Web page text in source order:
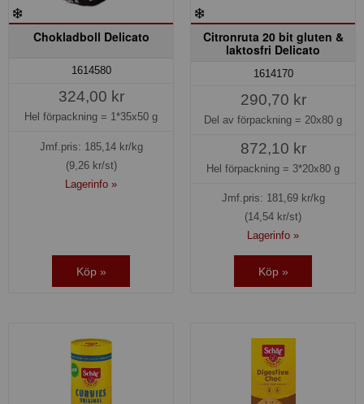
Chokladboll Delicato
1614580
324,00 kr
Hel förpackning = 1*35x50 g
Jmf.pris: 185,14kr/kg
(9,26 kr/st)
Lagerinfo »
Köp »
Citronruta 20 bit gluten &
laktosfri Delicato
1614170
290,70 kr
Del av förpackning = 20x80 g
872,10 kr
Hel förpackning = 3*20x80 g
Jmf.pris: 181,69kr/kg
(14,54 kr/st)
Lagerinfo »
Köp »